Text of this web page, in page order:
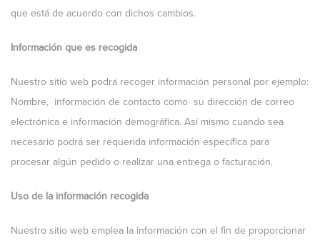
que está de acuerdo con dichos cambios.
Información que es recogida
Nuestro sitio web podrá recoger información personal por ejemplo:
Nombre, información de contacto como su dirección de correo
electrónica e información demográfica. Así mismo cuando sea
necesario podrá ser requerida información específica para
procesar algún pedido o realizar una entrega o facturación.
Uso de la información recogida
Nuestro sitio web emplea la información con el fin de proporcionar